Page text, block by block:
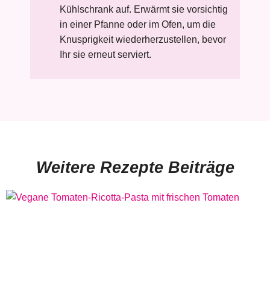
Kühlschrank auf. Erwärmt sie vorsichtig
in einer Pfanne oder im Ofen, um die
Knusprigkeit wiederherzustellen, bevor
Ihr sie erneut serviert.
Weitere Rezepte Beiträge